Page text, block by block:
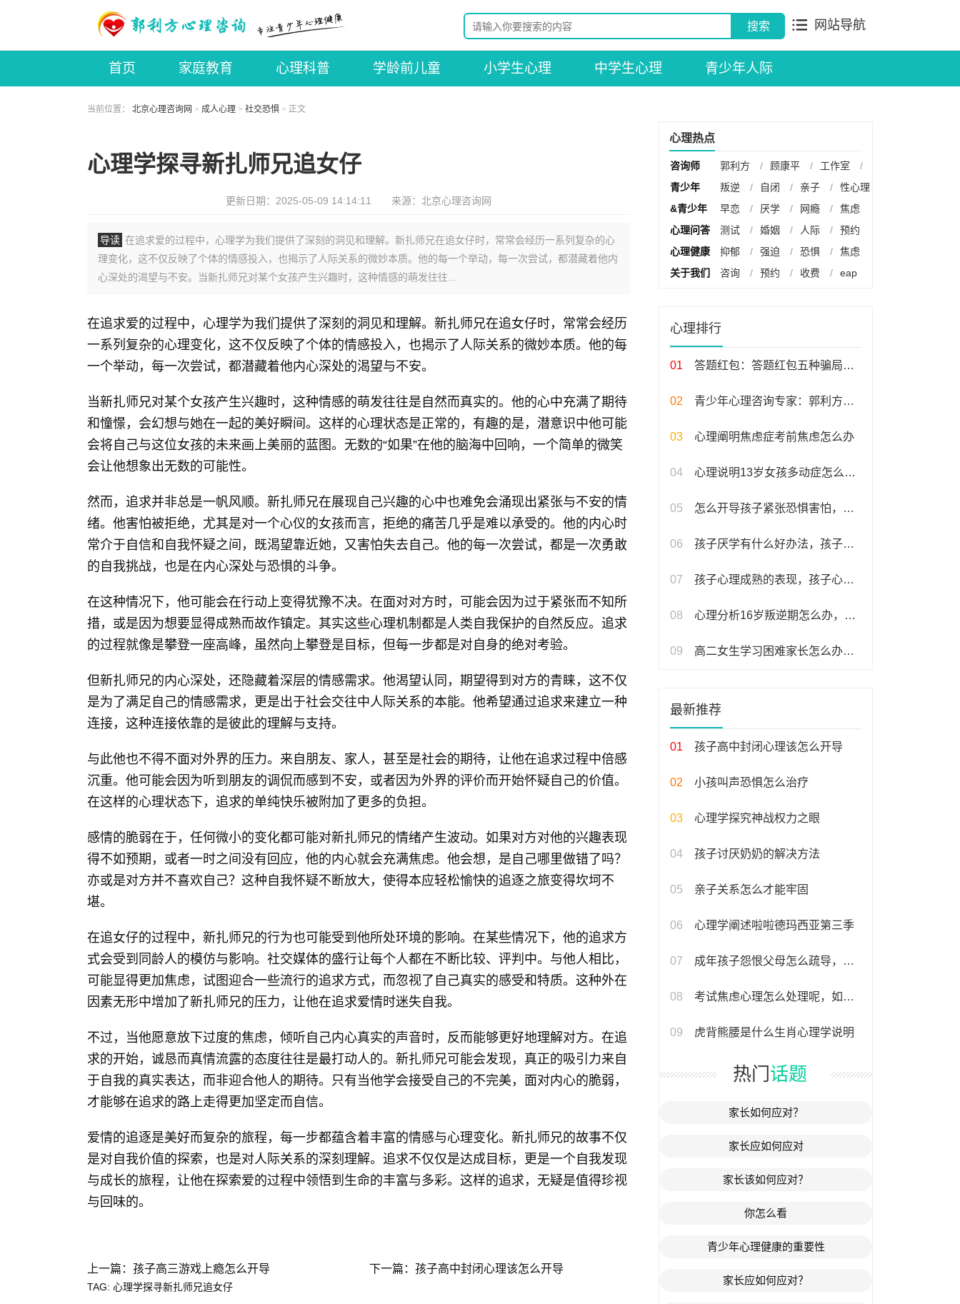
网站导航
首页 家庭教育 心理科普 学龄前儿童 小学生心理 中学生心理 青少年人际
成人心理 心理咨询师
当前位置： 北京心理咨询网 > 成人心理 > 社交恐惧 > 正文
心理学探寻新扎师兄追女仔
更新日期：2025-05-09 14:14:11 来源：北京心理咨询网
导读 在追求爱的过程中，心理学为我们提供了深刻的洞见和理解。新扎师兄在追女仔时，常常会经历一系列复杂的心
理变化，这不仅反映了个体的情感投入，也揭示了人际关系的微妙本质。他的每一个举动，每一次尝试，都潜藏着他内
心深处的渴望与不安。当新扎师兄对某个女孩产生兴趣时，这种情感的萌发往往...
在追求爱的过程中，心理学为我们提供了深刻的洞见和理解。新扎师兄在追女仔时，常常会经历
一系列复杂的心理变化，这不仅反映了个体的情感投入，也揭示了人际关系的微妙本质。他的每
一个举动，每一次尝试，都潜藏着他内心深处的渴望与不安。
当新扎师兄对某个女孩产生兴趣时，这种情感的萌发往往是自然而真实的。他的心中充满了期待
和憧憬，会幻想与她在一起的美好瞬间。这样的心理状态是正常的，有趣的是，潜意识中他可能
会将自己与这位女孩的未来画上美丽的蓝图。无数的“如果”在他的脑海中回响，一个简单的微笑
会让他想象出无数的可能性。
然而，追求并非总是一帆风顺。新扎师兄在展现自己兴趣的心中也难免会涌现出紧张与不安的情
绪。他害怕被拒绝，尤其是对一个心仪的女孩而言，拒绝的痛苦几乎是难以承受的。他的内心时
常介于自信和自我怀疑之间，既渴望靠近她，又害怕失去自己。他的每一次尝试，都是一次勇敢
的自我挑战，也是在内心深处与恐惧的斗争。
在这种情况下，他可能会在行动上变得犹豫不决。在面对对方时，可能会因为过于紧张而不知所
措，或是因为想要显得成熟而故作镇定。其实这些心理机制都是人类自我保护的自然反应。追求
的过程就像是攀登一座高峰，虽然向上攀登是目标，但每一步都是对自身的绝对考验。
但新扎师兄的内心深处，还隐藏着深层的情感需求。他渴望认同，期望得到对方的青睐，这不仅
是为了满足自己的情感需求，更是出于社会交往中人际关系的本能。他希望通过追求来建立一种
连接，这种连接依靠的是彼此的理解与支持。
与此他也不得不面对外界的压力。来自朋友、家人，甚至是社会的期待，让他在追求过程中倍感
沉重。他可能会因为听到朋友的调侃而感到不安，或者因为外界的评价而开始怀疑自己的价值。
在这样的心理状态下，追求的单纯快乐被附加了更多的负担。
感情的脆弱在于，任何微小的变化都可能对新扎师兄的情绪产生波动。如果对方对他的兴趣表现
得不如预期，或者一时之间没有回应，他的内心就会充满焦虑。他会想，是自己哪里做错了吗？
亦或是对方并不喜欢自己？这种自我怀疑不断放大，使得本应轻松愉快的追逐之旅变得坎坷不
堪。
在追女仔的过程中，新扎师兄的行为也可能受到他所处环境的影响。在某些情况下，他的追求方
式会受到同龄人的模仿与影响。社交媒体的盛行让每个人都在不断比较、评判中。与他人相比，
可能显得更加焦虑，试图迎合一些流行的追求方式，而忽视了自己真实的感受和特质。这种外在
因素无形中增加了新扎师兄的压力，让他在追求爱情时迷失自我。
不过，当他愿意放下过度的焦虑，倾听自己内心真实的声音时，反而能够更好地理解对方。在追
求的开始，诚恳而真情流露的态度往往是最打动人的。新扎师兄可能会发现，真正的吸引力来自
于自我的真实表达，而非迎合他人的期待。只有当他学会接受自己的不完美，面对内心的脆弱，
才能够在追求的路上走得更加坚定而自信。
爱情的追逐是美好而复杂的旅程，每一步都蕴含着丰富的情感与心理变化。新扎师兄的故事不仅
是对自我价值的探索，也是对人际关系的深刻理解。追求不仅仅是达成目标，更是一个自我发现
与成长的旅程，让他在探索爱的过程中领悟到生命的丰富与多彩。这样的追求，无疑是值得珍视
与回味的。
上一篇：孩子高三游戏上瘾怎么开导 下一篇：孩子高中封闭心理该怎么开导
TAG: 心理学探寻新扎师兄追女仔
心理热点
咨询师 郭利方 / 顾康平 / 工作室
/
青少年
叛逆 / 自闭 / 亲子 /
性心理
&青少年
早恋 / 厌学 / 网瘾 /
焦虑
心理问答
测试 / 婚姻 / 人际 /
预约
心理健康
抑郁 / 强迫 / 恐惧 /
焦虑
关于我们
咨询 / 预约 / 收费 / eap
心理排行
01 答题红包：答题红包五种骗局揭秘
02 青少年心理咨询专家：郭利方简介
03 心理阐明焦虑症考前焦虑怎么办
04 心理说明13岁女孩多动症怎么治疗
05 怎么开导孩子紧张恐惧害怕，如何帮助孩子克服紧张与恐惧情绪
06 孩子厌学有什么好办法，孩子厌学的有效应对策略
07 孩子心理成熟的表现，孩子心理成熟的标志与表现
08 心理分析16岁叛逆期怎么办，应对16岁叛逆期的有效策略与建议
09 高二女生学习困难家长怎么办，高二女生学业压力大？家长如何应对？
最新推荐
01 孩子高中封闭心理该怎么开导
02 小孩叫声恐惧怎么治疗
03 心理学探究神战权力之眼
04 孩子讨厌奶奶的解决方法
05 亲子关系怎么才能牢固
06 心理学阐述啦啦德玛西亚第三季
07 成年孩子怨恨父母怎么疏导，引导成年子女化解对父母的怨恨情绪方法探讨
08 考试焦虑心理怎么处理呢，如何有效应对考试带来的焦虑情绪
09 虎背熊腰是什么生肖心理学说明
热门话题
家长如何应对？
家长应如何应对
家长该如何应对？
你怎么看
青少年心理健康的重要性
家长应如何应对？